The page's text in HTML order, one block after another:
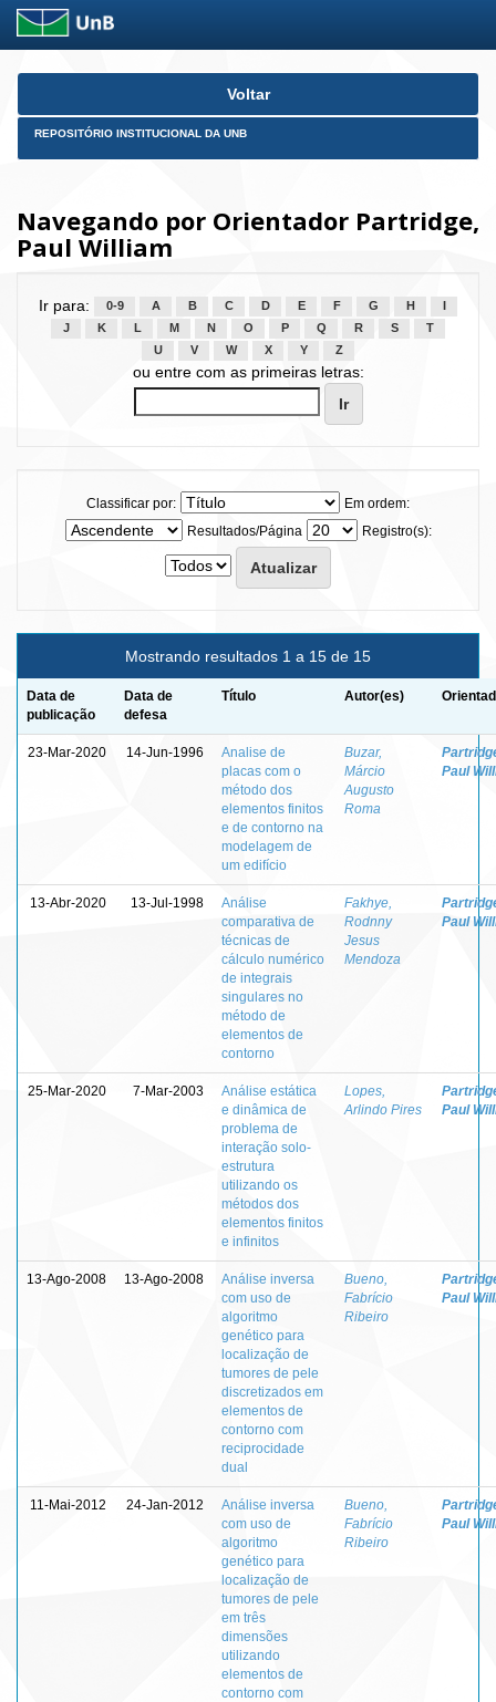
Skip
Voltar
REPOSITÓRIO INSTITUCIONAL DA UNB
Navegando por Orientador Partridge,
Paul William
Ir para: 0-9 A B C D E F G H
J
K L M N O P Q R S
T
U
V W X Y Z
ou entre com as primeiras letras:
Classificar por:
Em ordem:
Resultados/Página
Registro(s):
Mostrando resultados 1 a 15 de 15
Data de
publicação
Data de
defesa
Título Autor(es)
23-Mar-2020 14-Jun-1996
Analise de
placas com o
método dos
elementos finitos
e de contorno na
modelagem de
um edifício
Buzar,
Márcio
Augusto
Roma
Paul
13-Abr-2020 13-Jul-1998
Análise
comparativa de
técnicas de
cálculo numérico
de integrais
singulares no
método de
elementos de
contorno
Fakhye,
Rodnny
Jesus
Mendoza
Paul
25-Mar-2020 7-Mar-2003
Análise estática
e dinâmica de
problema de
interação solo-
estrutura
utilizando os
métodos dos
elementos finitos
e infinitos
Lopes,
Arlindo Pires
Paul
13-Ago-2008 13-Ago-2008
Análise inversa
com uso de
algoritmo
genético para
localização de
tumores de pele
discretizados em
elementos de
contorno com
reciprocidade
dual
Bueno,
Fabrício
Ribeiro
Paul
11-Mai-2012 24-Jan-2012
Análise inversa
com uso de
algoritmo
genético para
localização de
tumores de pele
em três
dimensões
utilizando
elementos de
contorno com
Bueno,
Fabrício
Ribeiro
Paul